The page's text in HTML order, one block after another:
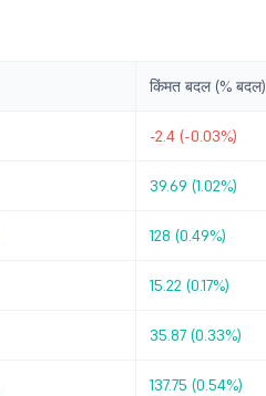
किंमत बदल (% बदल)
-2.4 (-0.03%)
39.69 (1.02%)
128 (0.49%)
15.22 (0.17%)
35.87 (0.33%)
137.75 (0.54%)